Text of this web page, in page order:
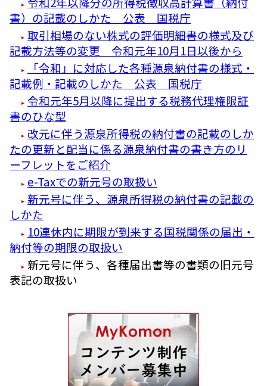
書）の記載のしかた 公表 国税庁
取引相場のない株式の評価明細書の様式及び
記載方法等の変更 令和元年10月1日以後から
「令和」に対応した各種源泉納付書の様式・
記載例・記載のしかた 公表 国税庁
令和元年5月以降に提出する税務代理権限証
書のひな型
改元に伴う源泉所得税の納付書の記載のしか
たの更新と配当に係る源泉納付書の書き方のリ
ーフレットをご紹介
e-Taxでの新元号の取扱い
新元号に伴う、源泉所得税の納付書の記載の
しかた
10連休内に期限が到来する国税関係の届出・
納付等の期限の取扱い
新元号に伴う、各種届出書等の書類の旧元号
表記の取扱い